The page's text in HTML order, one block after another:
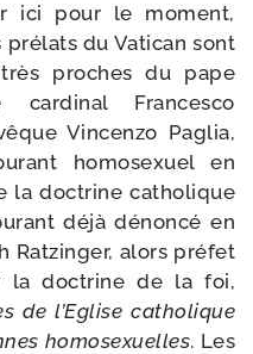
ici pour le moment,
pré­lats du Vatican sont
proches du pape
Francesco
Vincenzo Paglia,
homo­sexuel en
la doc­trine catho­lique
déjà dénon­cé en
Ratzinger, alors pré­fet
la doc­trine de la foi,
de l’Eglise catho­lique
homo­sexuelles. Les